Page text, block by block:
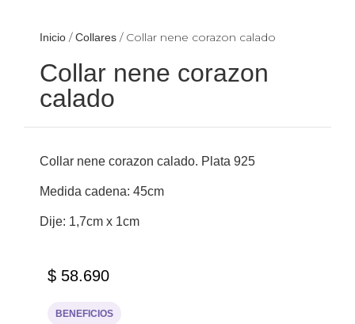
Inicio /Collares / Collar nene corazon calado
Collar nene corazon
calado
Collar nene corazon calado. Plata 925
Medida cadena: 45cm
Dije: 1,7cm x 1cm
$ 58.690
BENEFICIOS